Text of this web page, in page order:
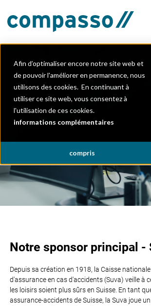
Afin d’optimaliser encore notre site web et
de pouvoir l'améliorer en permanence, nous
utilisons des cookies. En continuant à
utiliser ce site web, vous consentez à
l'utilisation de ces cookies.
informations complémentaires
compris
slide 1
Notre sponsor principal -
Depuis sa création en 1918, la Caisse
d'assurance en cas d'accidents (Suva) veille à
les loisirs soient plus sûrs en Suisse. En tant
assurance-accidents de Suisse, la Suva joue